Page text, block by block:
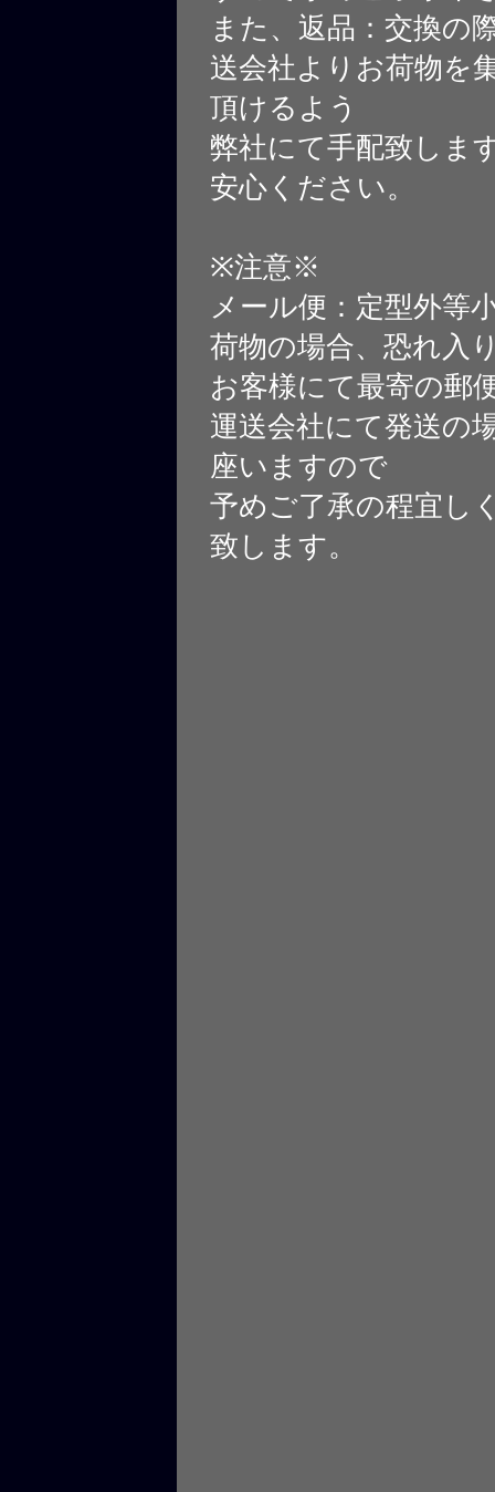
また、返品：交換の
送会社よりお荷物を
頂けるよう
弊社にて手配致しま
安心ください。
※注意※
メール便：定型外等
荷物の場合、恐れ入
お客様にて最寄の郵
運送会社にて発送の
座いますので
予めご了承の程宜し
致します。